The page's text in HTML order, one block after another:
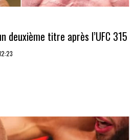
deuxième titre après l’UFC 315